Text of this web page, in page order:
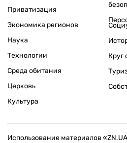
Приватизация
Экономика регионов
Наука
Технологии
Среда обитания
Церковь
Культура
Круг
Использование материалов